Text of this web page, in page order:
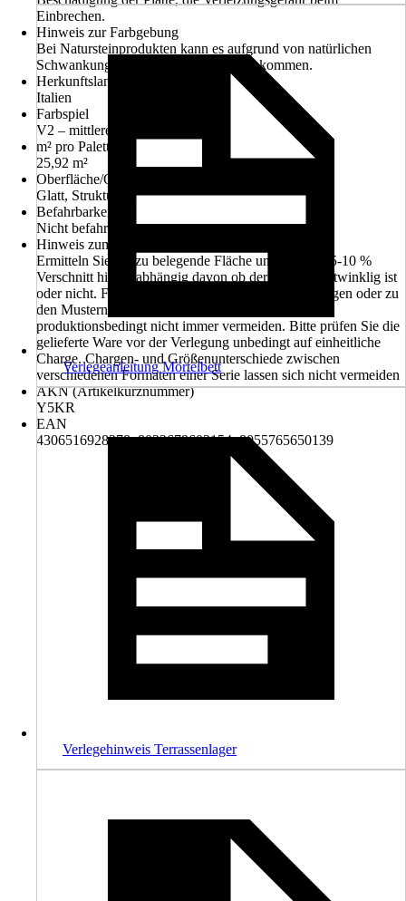
Einbrechen.
Hinweis zur Farbgebung
Bei Natursteinprodukten kann es aufgrund von natürlichen
Schwankungen zu Farbabweichungen kommen.
Herkunftsland
Italien
Farbspiel
V2 – mittleres Farbspiel
m² pro Palette
25,92 m²
Oberfläche/Oberflächenbehandlung
Glatt, Strukturiert
Befahrbarkeit
Nicht befahrbar
Hinweis zum Flieseneinkauf
Ermitteln Sie die zu belegende Fläche und rechnen 5-10 %
Verschnitt hinzu, abhängig davon ob der Raum rechtwinklig ist
oder nicht. Farbabweichungen zu früheren Lieferungen oder zu
den Mustern im Markt sind möglich und lassen sich
produktionsbedingt nicht immer vermeiden. Bitte prüfen Sie die
gelieferte Ware vor der Verlegung unbedingt auf einheitliche
Charge. Chargen- und Größenunterschiede zwischen
verschiedenen Formaten einer Serie lassen sich nicht vermeiden
AKN (Artikelkurznummer)
Y5KR
EAN
4306516928378, 8032679603154, 8055765650139
Verlegeanleitung Mörtelbett
Verlegehinweis Terrassenlager